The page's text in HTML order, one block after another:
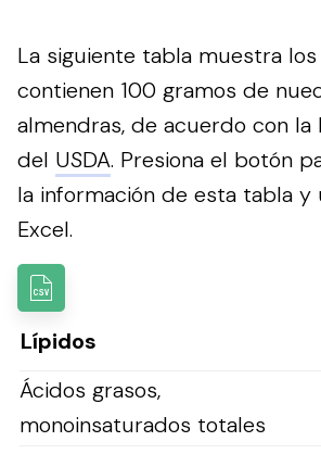
La siguiente tabla muestra
contienen 100 gramos de
almendras, de acuerdo con la
del USDA. Presiona el botón
la información de esta tabla y
Excel.
Lípidos
Ácidos grasos,
monoinsaturados totales